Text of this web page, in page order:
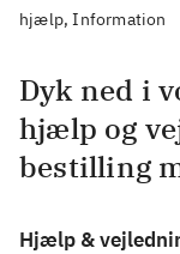
hjælp, Information
Dyk ned i
hjælp og
bestilling
Hjælp &